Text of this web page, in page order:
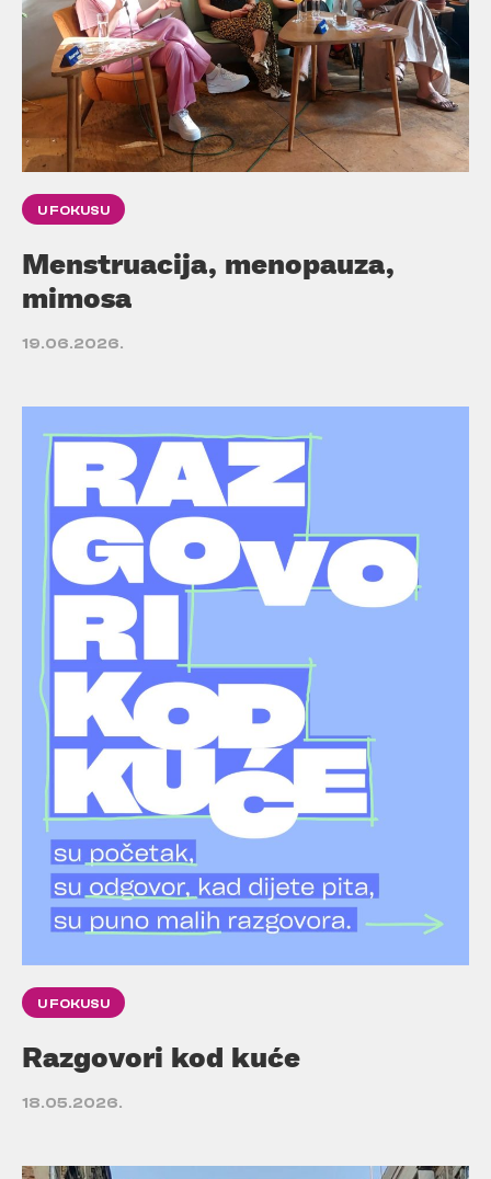
U FOKUSU
Menstruacija, menopauza,
mimosa
19.06.2026.
U FOKUSU
Razgovori kod kuće
18.05.2026.